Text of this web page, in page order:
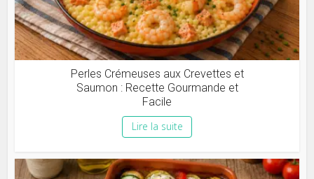
Perles Crémeuses aux Crevettes et
Saumon : Recette Gourmande et
Facile
Lire la suite